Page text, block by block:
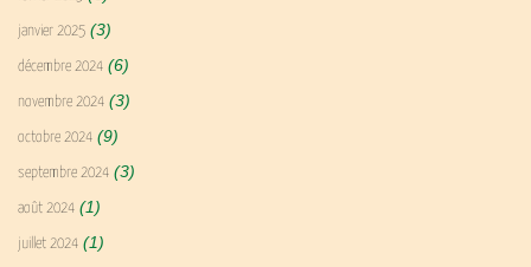
janvier 2025 (3)
décembre 2024 (6)
novembre 2024 (3)
octobre 2024 (9)
septembre 2024 (3)
août 2024 (1)
juillet 2024 (1)